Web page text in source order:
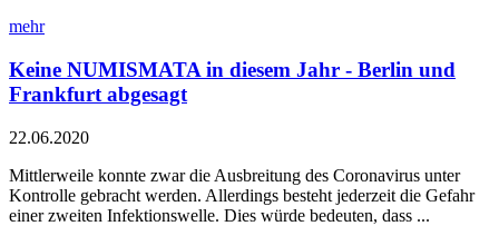
mehr
Keine NUMISMATA in diesem Jahr - Berlin und
Frankfurt abgesagt
22.06.2020
Mittlerweile konnte zwar die Ausbreitung des Coronavirus unter
Kontrolle gebracht werden. Allerdings besteht jederzeit die Gefahr
einer zweiten Infektionswelle. Dies würde bedeuten, dass ...